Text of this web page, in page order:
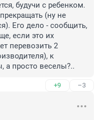
будучи с ребенком.
(ну не
Его дело - сообщить,
если это их
перевозить 2
к
а просто веселы?..
+9 –3